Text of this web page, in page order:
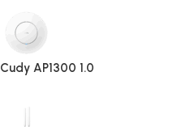
Cudy AP1300 1.0